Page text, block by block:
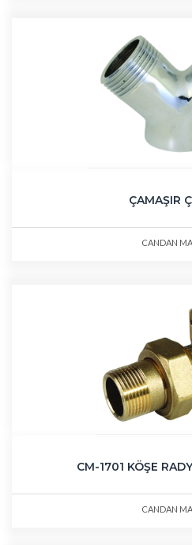
ÇAMAŞIR
CANDAN
CM-1701 KÖŞE
CANDAN